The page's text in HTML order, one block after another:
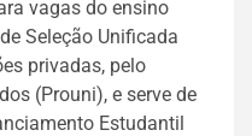
vagas do ensino
Seleção Unificada
privadas, pelo
(Prouni), e serve de
Estudantil